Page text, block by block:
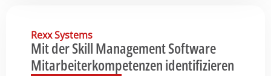
Rexx Systems
Mit der Skill Management Software
Mitarbeiterkompetenzen identifizieren